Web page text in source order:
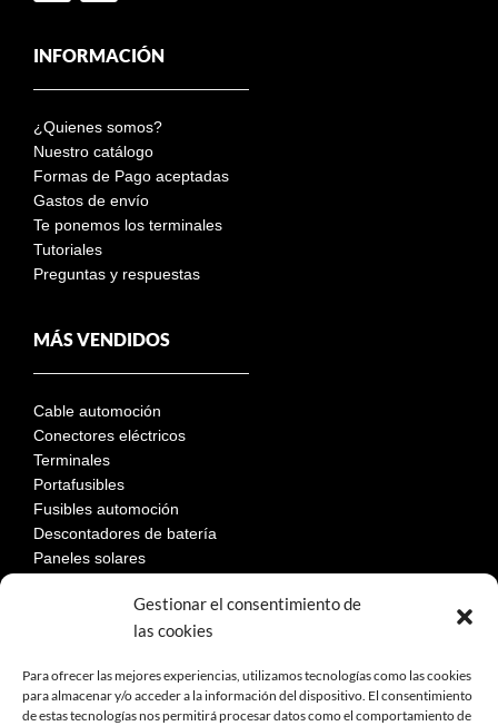
Gestionar el consentimiento de
las cookies
Para ofrecer las mejores experiencias, utilizamos tecnologías como las cookies
para almacenar y/o acceder a la información del dispositivo. El consentimiento
de estas tecnologías nos permitirá procesar datos como el comportamiento de
INFORMACIÓN
¿Quienes somos?
Nuestro catálogo
Formas de Pago aceptadas
Gastos de envío
Te ponemos los terminales
Tutoriales
Preguntas y respuestas
MÁS VENDIDOS
Cable automoción
Conectores eléctricos
Terminales
Portafusibles
Fusibles automoción
Descontadores de batería
Paneles solares
Aviso Legal